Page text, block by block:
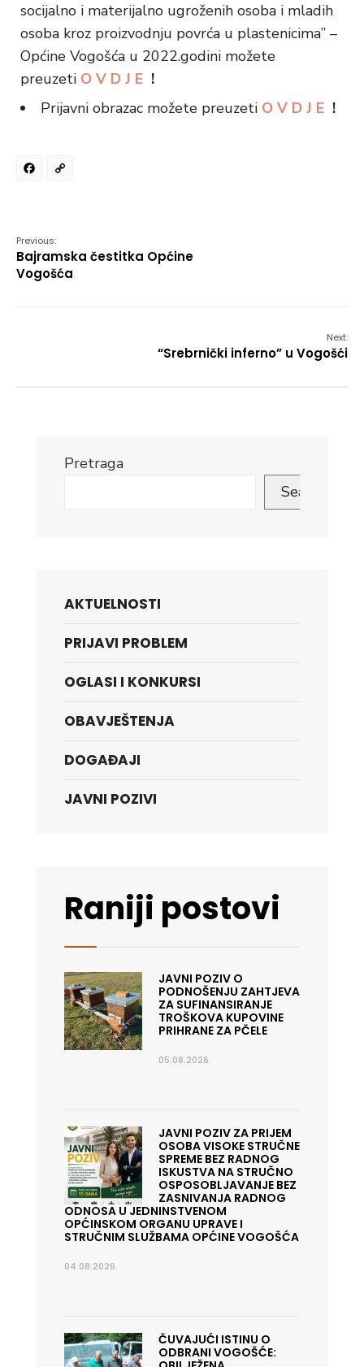
socijalno i materijalno ugroženih osoba i mladih
osoba kroz proizvodnju povrća u plastenicima” –
Općine Vogošća u 2022.godini možete
preuzeti O V D J E !
Prijavni obrazac možete preuzeti O V D J E !
Facebook
Previous:
Bajramska čestitka Općine
Vogošća
Next:
“Srebrnički inferno” u Vogošći
Pretraga
Search
AKTUELNOSTI
PRIJAVI PROBLEM
OGLASI I KONKURSI
OBAVJEŠTENJA
DOGAĐAJI
JAVNI POZIVI
Raniji postovi
JAVNI POZIV O
PODNOŠENJU ZAHTJEVA
ZA SUFINANSIRANJE
TROŠKOVA KUPOVINE
PRIHRANE ZA PČELE
05.08.2026.
JAVNI POZIV ZA PRIJEM
OSOBA VISOKE STRUČNE
SPREME BEZ RADNOG
ISKUSTVA NA STRUČNO
OSPOSOBLJAVANJE BEZ
ZASNIVANJA RADNOG
ODNOSA U JEDNINSTVENOM
OPĆINSKOM ORGANU UPRAVE I
STRUČNIM SLUŽBAMA OPĆINE VOGOŠĆA
04.08.2026.
ČUVAJUĆI ISTINU O
ODBRANI VOGOŠĆE: